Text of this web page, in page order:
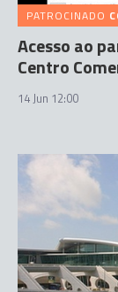
PATROCINADO
Acesso ao
Centro
14 Jun 12:00